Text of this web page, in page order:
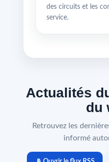
des circuits et les
service.
Actualités
du
Retrouvez les
informé